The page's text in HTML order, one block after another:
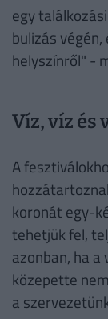
egy
bulizás
helyszínről" -
Víz, víz és
A
koronát egy-
tehetjük fel,
azonban, ha
közepette
a